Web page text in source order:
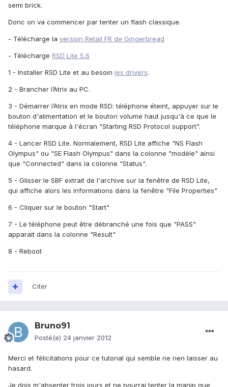
semi brick.
Donc on va commencer par tenter un flash classique.
- Télécharge la version Retail FR de Gingerbread
- Télécharge RSD Lite 5.6
1 - Installer RSD Lite et au besoin les drivers.
2 - Brancher l’Atrix au PC.
3 - Démarrer l’Atrix en mode RSD: téléphone éteint, appuyer sur le
bouton d'alimentation et le bouton volume haut jusqu'à ce que le
téléphone marque à l'écran "Starting RSD Protocol support".
4 - Lancer RSD Lite. Normalement, RSD Lite affiche "NS Flash
Olympus" ou "SE Flash Olympus" dans la colonne "modèle" ainsi
que "Connected" dans la colonne "Status".
5 - Glisser le SBF extrait de l'archive sur la fenêtre de RSD Lite,
qui affiche alors les informations dans la fenêtre "File Properties"
6 - Cliquer sur le bouton "Start"
7 - Le téléphone peut être débranché une fois que "PASS"
apparait dans la colonne "Result"
8 - Reboot
Citer
Bruno91
Posté(e) 24 janvier 2012
Merci et félicitations pour ce tutorial qui semble ne rien laisser au
hasard.
Je dois m'absenter trois jours et ne pourrai tenter la manip que